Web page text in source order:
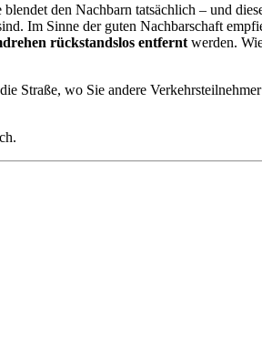
den Nachbarn tatsächlich – und
Im Sinne der guten Nachbarschaft
rückstandslos entfernt werden.
Straße, wo Sie andere